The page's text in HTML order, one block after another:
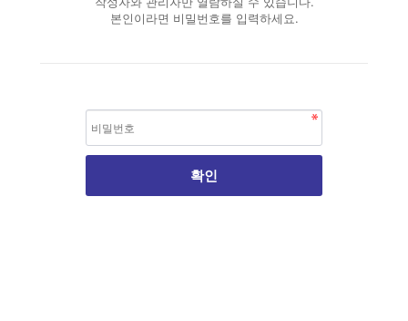
본인이라면 비밀번호를 입력하세요.